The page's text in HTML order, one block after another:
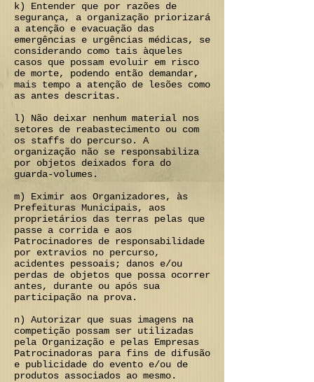
k) Entender que por razões de
segurança, a organização priorizará
a atenção e evacuação das
emergências e urgências médicas, se
considerando como tais àqueles
casos que possam evoluir em risco
de morte, podendo então demandar,
mais tempo a atenção de lesões como
as antes descritas.
l) Não deixar nenhum material nos
setores de reabastecimento ou com
os staffs do percurso. A
organização não se responsabiliza
por objetos deixados fora do
guarda-volumes.
m) Eximir aos Organizadores, às
Prefeituras Municipais, aos
proprietários das terras pelas que
passe a corrida e aos
Patrocinadores de responsabilidade
por extravios no percurso,
acidentes pessoais; danos e/ou
perdas de objetos que possa ocorrer
antes, durante ou após sua
participação na prova.
n) Autorizar que suas imagens na
competição possam ser utilizadas
pela Organização e pelas Empresas
Patrocinadoras para fins de difusão
e publicidade do evento e/ou de
produtos associados ao mesmo.